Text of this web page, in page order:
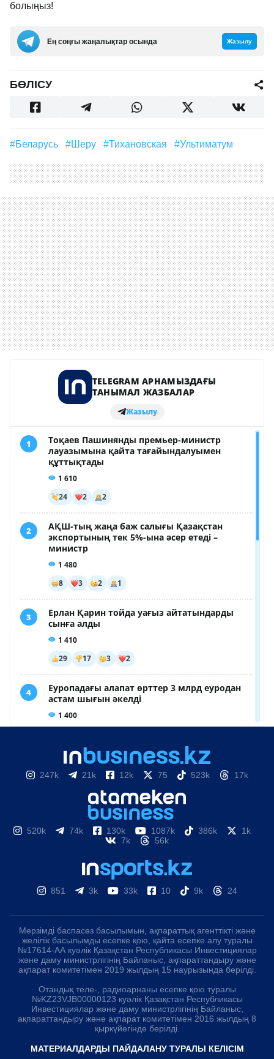
болыңыз!
Ең соңғы жаңалықтар осында Жазылу
БӨЛІСУ
#Беларусь #шеру #Тихановская #ультиматум
247k 21k 12k 75 523k 17k
520k 74k 130k 1087k 386k
1k
7k
56k
851 3k 33k 10 9k 24
Мерзімді баспасөз басылымын, ақпараттық агенттікті және
желілік басылымды есепке қою, қайта есепке алу туралы
№17614-АА куәлік Қазақстан Республикасы Инвестициялар
және даму министрлігінің Байланыс, ақпараттандыру және
ақпарат комитетімен 2019 жылдың 15 наурызында берілді.
Отандық теле-, радиоарнаны есепке қою туралы
№KZ23VJB00000123 куәлік Қазақстан Республикасы
Инвестициялар және даму министрлігінің Байланыс,
ақпараттандыру және ақпарат комитетімен 2016 жылдың 8
қыркүйегінде берілді.
МАТЕРИАЛДАРДЫ ПАЙДАЛАНУ ТУРАЛЫ КЕЛІСІМ